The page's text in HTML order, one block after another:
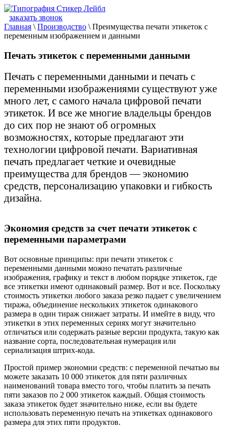
заказать звонок
Главная \ Производство \ Преимущества печати этикеток с
переменным изображением и данными
Печать этикеток с переменными данными
Печать с переменными данными и печать с
переменными изображениями существуют уже
много лет, с самого начала цифровой печати
этикеток. И все же многие владельцы брендов
до сих пор не знают об огромных
возможностях, которые предлагают эти
технологии цифровой печати. Вариативная
печать предлагает четкие и очевидные
преимущества для брендов — экономию
средств, персонализацию упаковки и гибкость
дизайна.
Экономия средств за счет печати этикеток с
переменными параметрами
Вот основные принципы: при печати этикеток с
переменными данными можно печатать различные
изображения, графику и текст в любом порядке этикеток, где
все этикетки имеют одинаковый размер. Вот и все. Поскольку
стоимость этикетки любого заказа резко падает с увеличением
тиража, объединение нескольких этикеток одинакового
размера в один тираж снижает затраты. И имейте в виду, что
этикетки в этих переменных сериях могут значительно
отличаться или содержать разные версии продукта, такую как
название сорта, последовательная нумерация или
сериализация штрих-кода.
Простой пример экономии средств: с переменной печатью вы
можете заказать 10 000 этикеток для пяти различных
наименований товара вместо того, чтобы платить за печать
пяти заказов по 2 000 этикеток каждый. Общая стоимость
заказа этикеток будет значительно ниже, если вы будете
использовать переменную печать на этикетках одинакового
размера для этих пяти продуктов.